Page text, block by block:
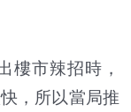
樓市辣招時，
，所以當局推